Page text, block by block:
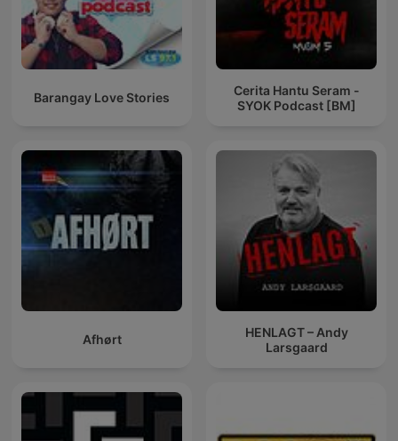
Barangay Love Stories
Cerita Hantu Seram -
SYOK Podcast [BM]
Afhørt
HENLAGT – Andy
Larsgaard